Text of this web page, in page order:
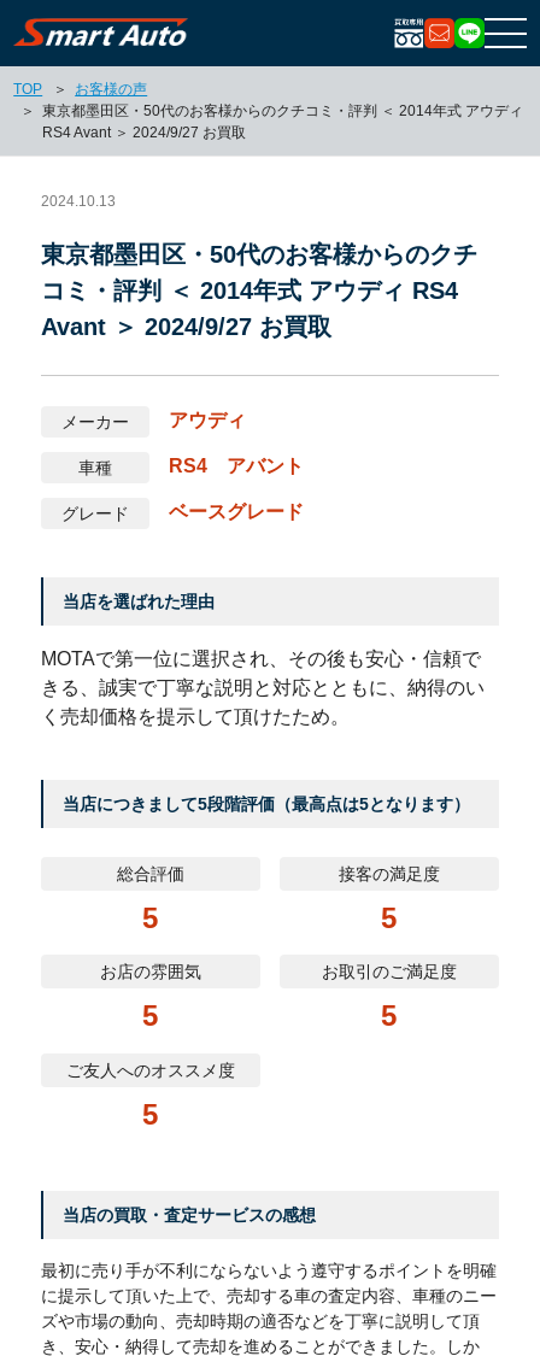
お問い合
LINE
TOP
お客様の声
東京都墨田区・50代のお客様からのクチコミ・評判 ＜ 2014年式 アウディ
RS4 Avant ＞ 2024/9/27 お買取
2024.10.13
東京都墨田区・50代のお客様からのクチ
コミ・評判 ＜ 2014年式 アウディ RS4
Avant ＞ 2024/9/27 お買取
メーカー アウディ
車種 RS4 アバント
グレード ベースグレード
当店を選ばれた理由
MOTAで第一位に選択され、その後も安心・信頼で
きる、誠実で丁寧な説明と対応とともに、納得のい
く売却価格を提示して頂けたため。
当店につきまして5段階評価（最高点は5となります）
総合評価
5
接客の満足度
5
お店の雰囲気
5
お取引のご満足度
5
ご友人へのオススメ度
5
当店の買取・査定サービスの感想
最初に売り手が不利にならないよう遵守するポイントを明確
に提示して頂いた上で、売却する車の査定内容、車種のニー
ズや市場の動向、売却時期の適否などを丁寧に説明して頂
き、安心・納得して売却を進めることができました。しか